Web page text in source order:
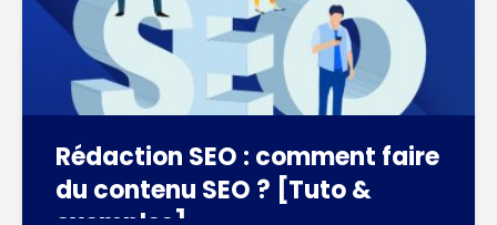
Rédaction SEO : comment faire
du contenu SEO ? [Tuto &